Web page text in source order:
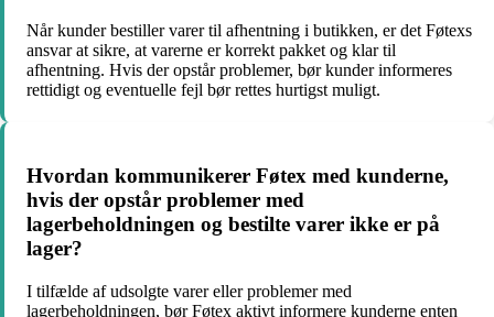
Når kunder bestiller varer til afhentning i butikken, er det Føtexs
ansvar at sikre, at varerne er korrekt pakket og klar til
afhentning. Hvis der opstår problemer, bør kunder informeres
rettidigt og eventuelle fejl bør rettes hurtigst muligt.
Hvordan kommunikerer Føtex med kunderne,
hvis der opstår problemer med
lagerbeholdningen og bestilte varer ikke er på
lager?
I tilfælde af udsolgte varer eller problemer med
lagerbeholdningen, bør Føtex aktivt informere kunderne enten